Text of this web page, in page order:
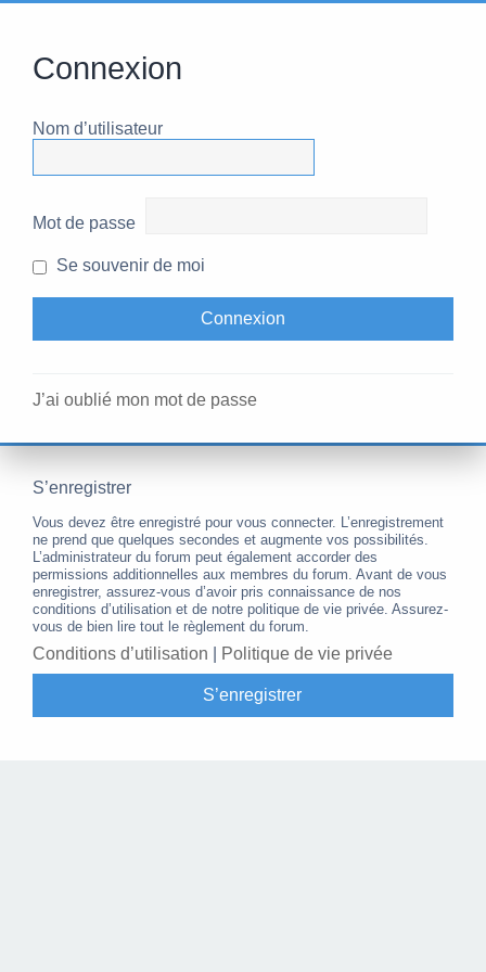
Connexion
Nom d’utilisateur
Mot de passe
Se souvenir de moi
J’ai oublié mon mot de passe
S’enregistrer
Vous devez être enregistré pour vous connecter. L’enregistrement
ne prend que quelques secondes et augmente vos possibilités.
L’administrateur du forum peut également accorder des
permissions additionnelles aux membres du forum. Avant de vous
enregistrer, assurez-vous d’avoir pris connaissance de nos
conditions d’utilisation et de notre politique de vie privée. Assurez-
vous de bien lire tout le règlement du forum.
Conditions d’utilisation Politique de vie privée
S’enregistrer